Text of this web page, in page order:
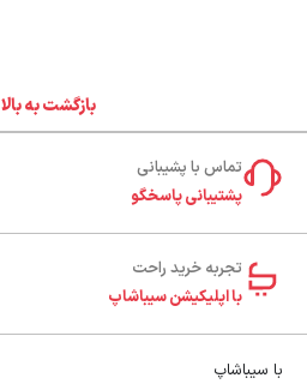
بازگشت به بالا
تماس با پشیبانی
پشتیبانی پاسخگو
تجربه خرید راحت‌
با اپلیکیشن سیباشاپ
با سیباشاپ